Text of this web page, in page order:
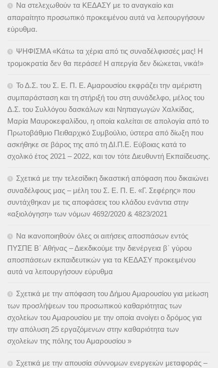
Να στελεχωθούν τα ΚΕΔΑΣΥ με το αναγκαίο και
απαραίτητο προσωπικό προκειμένου αυτά να λειτουργήσουν
εύρυθμα.
ΨΗΦΙΣΜΑ «Κάτω τα χέρια από τις συναδέλφισσές μας! Η
τρομοκρατία δεν θα περάσει! Η απεργία δεν διώκεται, νικά!»
Το Δ.Σ. του Σ. Ε. Π. Ε. Αμαρουσίου εκφράζει την αμέριστη
συμπαράσταση και τη στήριξή του στη συνάδελφο, μέλος του
Δ.Σ. του Συλλόγου δασκάλων και Νηπιαγωγών Χαλκίδας,
Μαρία Μαυροκεφαλίδου, η οποία καλείται σε απολογία από το
Πρωτοβάθμιο Πειθαρχικό Συμβούλιο, ύστερα από δίωξη που
ασκήθηκε σε βάρος της από τη ΔΙ.Π.Ε. Εύβοιας κατά το
σχολικό έτος 2021 – 2022, και τον τότε Διευθυντή Εκπαίδευσης.
Σχετικά με την τελεσίδικη δικαστική απόφαση που δικαιώνει
συναδέλφους μας – μέλη του Σ. Ε. Π. Ε. «Γ. Σεφέρης» που
συντάχθηκαν με τις αποφάσεις του κλάδου ενάντια στην
«αξιολόγηση» των νόμων 4692/2020 & 4823/2021
Να ικανοποιηθούν όλες οι αιτήσεις αποσπάσων εντός
ΠΥΣΠΕ Β΄ Αθήνας – Διεκδικούμε την διενέργεια β΄ γύρου
αποσπάσεων εκπαιδευτικών για τα ΚΕΔΑΣΥ προκειμένου
αυτά να λειτουργήσουν εύρυθμα
Σχετικά με την απόφαση του Δήμου Αμαρουσίου για μείωση
των προσλήψεων του προσωπικού καθαριότητας των
σχολείων του Αμαρουσίου με την οποία ανοίγει ο δρόμος για
την απόλυση 25 εργαζόμενων στην καθαριότητα των
σχολείων της πόλης του Αμαρουσίου »
Σχετικά με την απουσία σύννομων ενεργειών μεταφοράς –